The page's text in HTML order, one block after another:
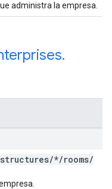
administra la empresa.
.
structures/*/rooms/